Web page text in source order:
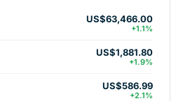
US$63,466.00
+1.1%
US$1,881.80
+1.9%
US$586.99
+2.1%